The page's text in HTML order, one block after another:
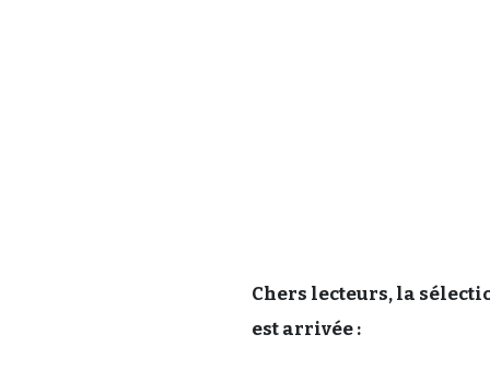
Chers lecteurs, la
est arrivée :